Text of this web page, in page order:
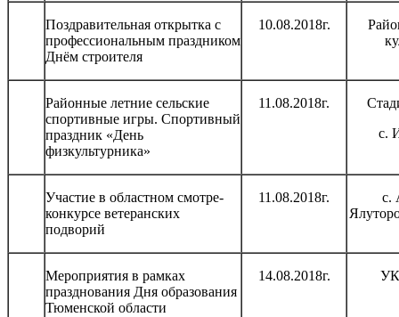
Поздравительная открытка с
профессиональным праздником
Днём строителя
10.08.2018г.
Районные летние сельские
спортивные игры. Спортивный
праздник «День
физкультурника»
11.08.2018г.
с.
Участие в областном смотре-
конкурсе ветеранских
подворий
11.08.2018г.
с.
Мероприятия в рамках
празднования Дня образования
Тюменской области
14.08.2018г. УК